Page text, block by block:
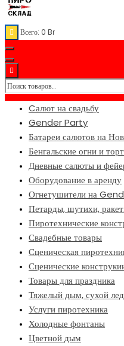
Всего: 0 Br
Cалют на свадьбу
Gender Party
Батареи салютов на
Бенгальские огни и
Дневные салюты и
Оборудование в аренду
Огнетушители на
Петарды, шутихи,
Пиротехнические
Свадебные товары
Сценическая
Сценические
Товары для праздника
Тяжелый дым, сухой
Услуги пиротехника
Холодные фонтаны
Цветной дым